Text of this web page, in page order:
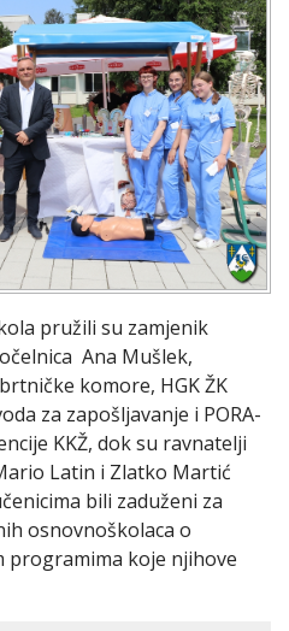
pružili su zamjenik
Ana Mušlek,
komore, HGK ŽK
za zapošljavanje i PORA-
KKŽ, dok su ravnatelji
Latin i Zlatko Martić
bili zaduženi za
osnovnoškolaca o
programima koje njihove